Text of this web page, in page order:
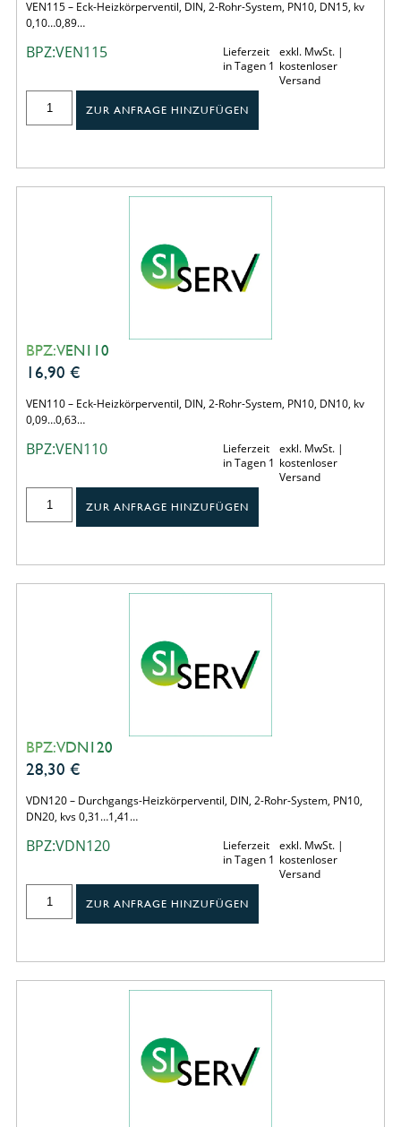
VEN115 – Eck-Heizkörperventil, DIN, 2-Rohr-System, PN10, DN15, kv
0,10…0,89…
BPZ:VEN115
Lieferzeit
in Tagen 1
exkl. MwSt. |
kostenloser
Versand
ZUR ANFRAGE HINZUFÜGEN
BPZ:VEN110
16,90 €
VEN110 – Eck-Heizkörperventil, DIN, 2-Rohr-System, PN10, DN10, kv
0,09…0,63…
BPZ:VEN110
Lieferzeit
in Tagen 1
exkl. MwSt. |
kostenloser
Versand
ZUR ANFRAGE HINZUFÜGEN
BPZ:VDN120
28,30 €
VDN120 – Durchgangs-Heizkörperventil, DIN, 2-Rohr-System, PN10,
DN20, kvs 0,31…1,41…
BPZ:VDN120
Lieferzeit
in Tagen 1
exkl. MwSt. |
kostenloser
Versand
ZUR ANFRAGE HINZUFÜGEN